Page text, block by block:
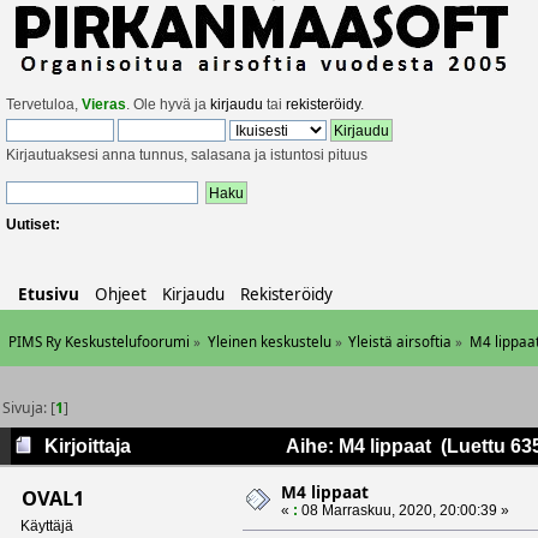
Tervetuloa, Vieras. Ole hyvä ja kirjaudu tai rekisteröidy.
Kirjautuaksesi anna tunnus, salasana ja istuntosi pituus
Uutiset:
Etusivu Ohjeet Kirjaudu Rekisteröidy
PIMS Ry Keskustelufoorumi » Yleinen keskustelu» Yleistä airsoftia » M4
Sivuja: [1]
Kirjoittaja Aihe: M4 lippaat (Luettu
OVAL1
Käyttäjä
M4 lippaat
« : 08 Marraskuu, 2020, 20:00:39 »